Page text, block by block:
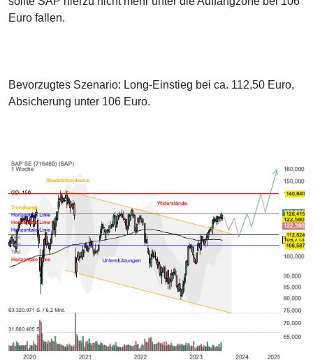
Euro fallen.
Bevorzugtes Szenario: Long-Einstieg bei ca. 112,50 Euro,
Absicherung unter 106 Euro.